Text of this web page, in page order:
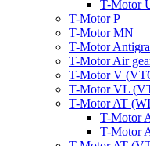
T-Motor
T-Motor P
T-Motor MN
T-Motor
T-Motor Air
T-Motor V
T-Motor VL
T-Motor AT
T-Motor
T-Motor